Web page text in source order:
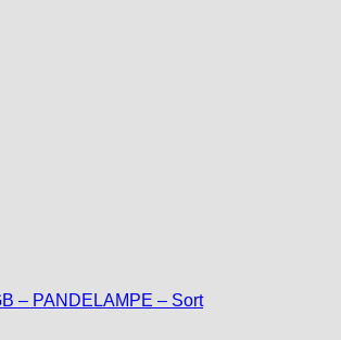
– PANDELAMPE – Sort